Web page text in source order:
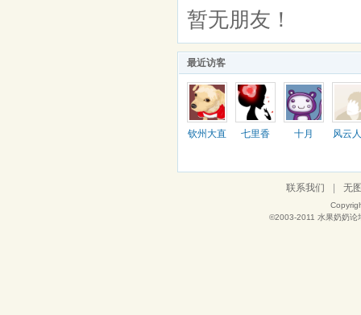
暂无朋友！
最近访客
钦州大直
七里香 十月 风云
联系我们 无
©2003-2011 水果奶奶论